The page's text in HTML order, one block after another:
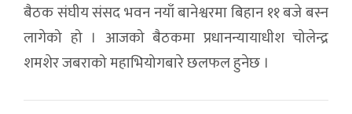
बैठक संघीय संसद भवन नयाँ बानेश्वरमा बिहान ११ बजे बस्न
लागेको हो । आजको बैठकमा प्रधानन्यायाधीश चोलेन्द्र
शमशेर जबराको महाभियोगबारे छलफल हुनेछ ।